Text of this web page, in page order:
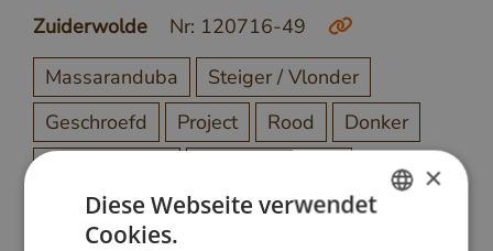
Zuiderwolde
Nr: 120716-49
Massaranduba
Steiger / Vlonder
Geschroefd
Project Rood
Donker
×
Diese Webseite verwendet
Cookies.